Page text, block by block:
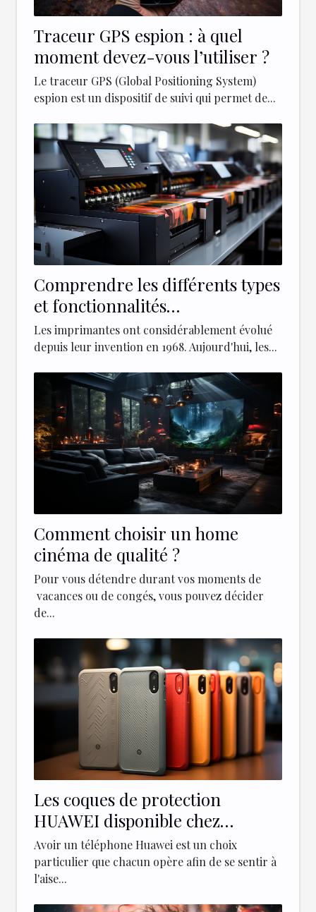
Traceur GPS espion : à quel
moment devez-vous l’utiliser ?
Le traceur GPS (Global Positioning System)
espion est un dispositif de suivi qui permet de...
Comprendre les différents types
et fonctionnalités
d'imprimantes modernes
Les imprimantes ont considérablement évolué
depuis leur invention en 1968. Aujourd'hui, les...
Comment choisir un home
cinéma de qualité ?
Pour vous détendre durant vos moments de
vacances ou de congés, vous pouvez décider
de...
Les coques de protection
HUAWEI disponible chez
Paprikase
Avoir un téléphone Huawei est un choix
particulier que chacun opère afin de se sentir à
l'aise...